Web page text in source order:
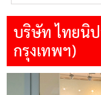
บริษัท ไทยนิ
กรุงเทพฯ)